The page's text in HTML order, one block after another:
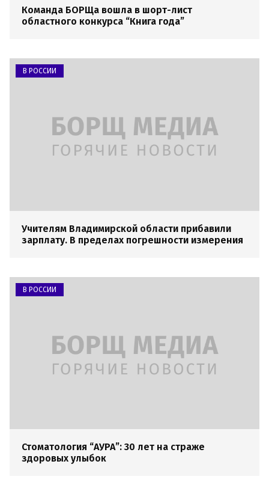
Команда БОРЩа вошла в шорт-лист
областного конкурса “Книга года”
В РОССИИ
Учителям Владимирской области прибавили
зарплату. В пределах погрешности измерения
В РОССИИ
Стоматология “АУРА”: 30 лет на страже
здоровых улыбок